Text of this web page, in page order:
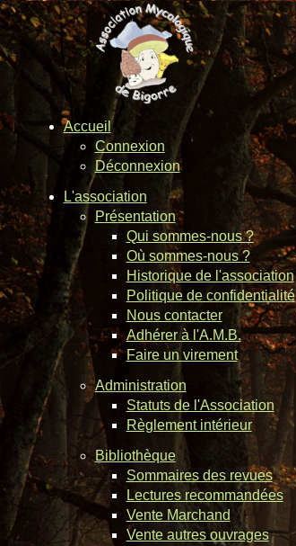
Accueil
Connexion
Déconnexion
L'association
Présentation
Qui sommes-nous ?
Où sommes-nous ?
Historique de l'association
Politique de confidentialité
Nous contacter
Adhérer à l'A.M.B.
Faire un virement
Administration
Statuts de l'Association
Règlement intérieur
Bibliothèque
Sommaires des revues
Lectures recommandées
Vente Marchand
Vente autres ouvrages